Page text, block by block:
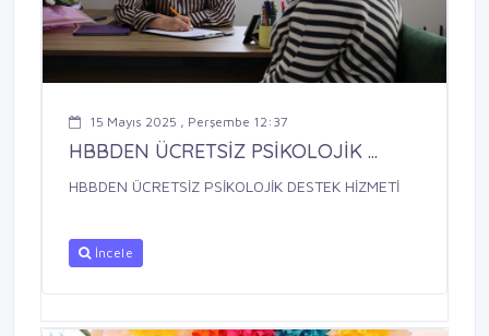
15 Mayıs 2025 , Perşembe 12:37
HBBDEN ÜCRETSİZ PSİKOLOJİK ...
HBBDEN ÜCRETSİZ PSİKOLOJİK DESTEK HİZMETİ
İncele